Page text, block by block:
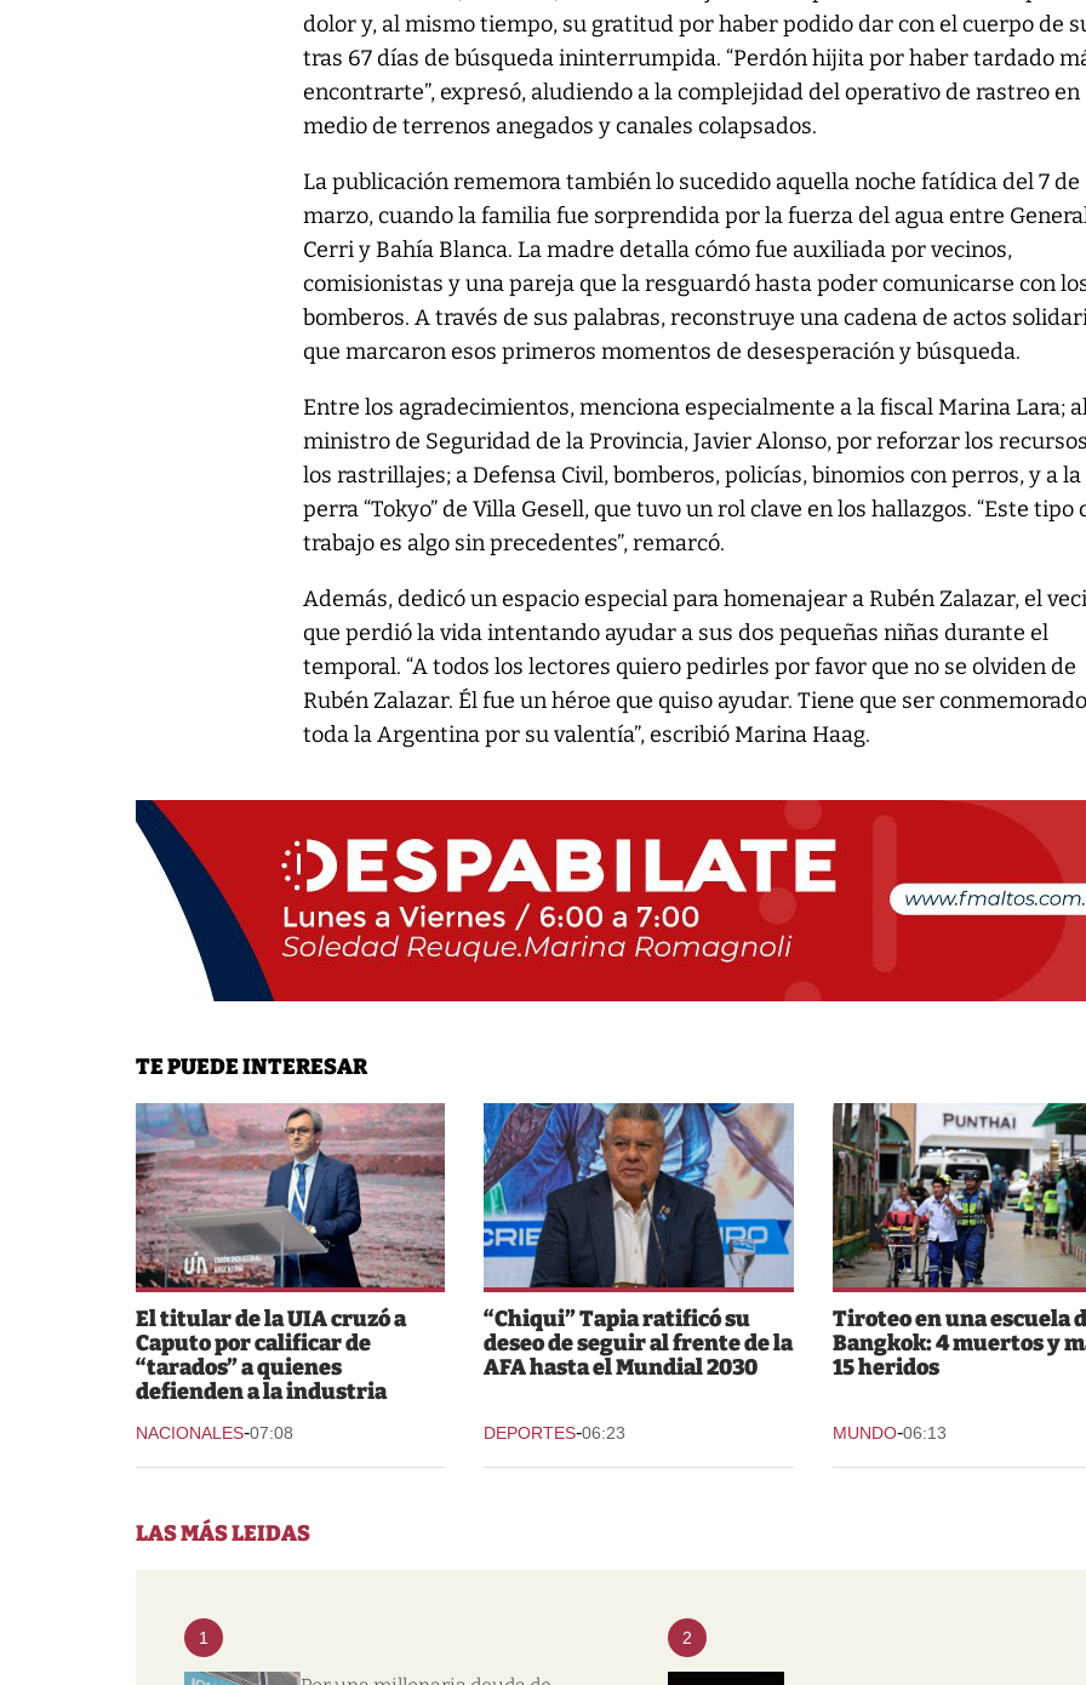
dolor y, al mismo tiempo, su gratitud por haber podido dar con el cuerpo de
tras 67 días de búsqueda ininterrumpida. “Perdón hijita por haber tardado
encontrarte”, expresó, aludiendo a la complejidad del operativo de rastreo en
medio de terrenos anegados y canales colapsados.
La publicación rememora también lo sucedido aquella noche fatídica del 7 de
marzo, cuando la familia fue sorprendida por la fuerza del agua entre
Cerri y Bahía Blanca. La madre detalla cómo fue auxiliada por vecinos,
comisionistas y una pareja que la resguardó hasta poder comunicarse con
bomberos. A través de sus palabras, reconstruye una cadena de actos
que marcaron esos primeros momentos de desesperación y búsqueda.
Entre los agradecimientos, menciona especialmente a la fiscal Marina Lara;
ministro de Seguridad de la Provincia, Javier Alonso, por reforzar los
los rastrillajes; a Defensa Civil, bomberos, policías, binomios con perros, y a la
perra “Tokyo” de Villa Gesell, que tuvo un rol clave en los hallazgos. “Este tipo
trabajo es algo sin precedentes”, remarcó.
Además, dedicó un espacio especial para homenajear a Rubén Zalazar, el
que perdió la vida intentando ayudar a sus dos pequeñas niñas durante el
temporal. “A todos los lectores quiero pedirles por favor que no se olviden de
Rubén Zalazar. Él fue un héroe que quiso ayudar. Tiene que ser
toda la Argentina por su valentía”, escribió Marina Haag.
TE PUEDE INTERESAR
El titular de la UIA cruzó a
Caputo por calificar de
“tarados” a quienes
defienden a la industria
NACIONALES-07:08
“Chiqui” Tapia ratificó su
deseo de seguir al frente de la
AFA hasta el Mundial 2030
DEPORTES-06:23
Tiroteo en una escuela
Bangkok: 4 muertos y
15 heridos
MUNDO-06:13
LAS MÁS LEIDAS
1 2